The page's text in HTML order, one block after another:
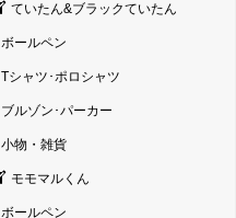
ていたん&ブラックていたん
ボールペン
Tシャツ･ポロシャツ
ブルゾン･パーカー
小物・雑貨
モモマルくん
ボールペン